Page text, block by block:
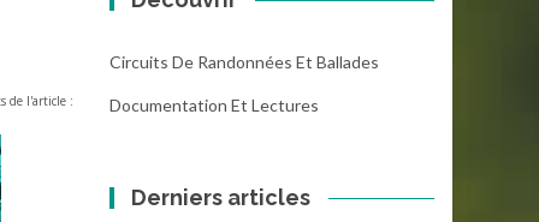
de l'article :
Circuits De Randonnées Et Ballades
Documentation Et Lectures
Derniers articles